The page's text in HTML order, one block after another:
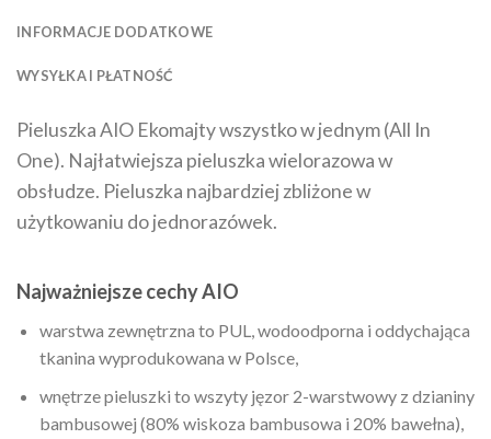
INFORMACJE DODATKOWE
WYSYŁKA I PŁATNOŚĆ
Pieluszka AIO Ekomajty wszystko w jednym (All In
One). Najłatwiejsza pieluszka wielorazowa w
obsłudze. Pieluszka najbardziej zbliżone w
użytkowaniu do jednorazówek.
Najważniejsze cechy AIO
warstwa zewnętrzna to PUL, wodoodporna i oddychająca
tkanina wyprodukowana w Polsce,
wnętrze pieluszki to wszyty jęzor 2-warstwowy z dzianiny
bambusowej (80% wiskoza bambusowa i 20% bawełna),